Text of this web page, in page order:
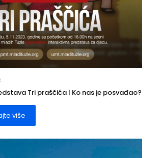
Tri praščića | Ko nas je posvađao?
više